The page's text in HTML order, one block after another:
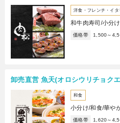
洋食・フレンチ・イ
和牛肉寿司/小分
価格帯 1,500～
卸売直営 魚天(オロシウリチョク
和食
小分け/和食/華や
価格帯 1,620～